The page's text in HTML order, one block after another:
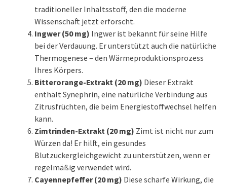
traditioneller Inhaltsstoff, den die moderne
Wissenschaft jetzt erforscht.
Ingwer (50 mg) Ingwer ist bekannt für seine Hilfe
bei der Verdauung. Er unterstützt auch die natürliche
Thermogenese – den Wärmeproduktionsprozess
Ihres Körpers.
Bitterorange-Extrakt (20 mg) Dieser Extrakt
enthält Synephrin, eine natürliche Verbindung aus
Zitrusfrüchten, die beim Energiestoffwechsel helfen
kann.
Zimtrinden-Extrakt (20 mg) Zimt ist nicht nur zum
Würzen da! Er hilft, ein gesundes
Blutzuckergleichgewicht zu unterstützen, wenn er
regelmäßig verwendet wird.
Cayennepfeffer (20 mg) Diese scharfe Wirkung, die